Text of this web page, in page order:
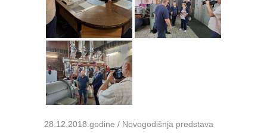
28.12.2018.godine / Novogodišnja predstava